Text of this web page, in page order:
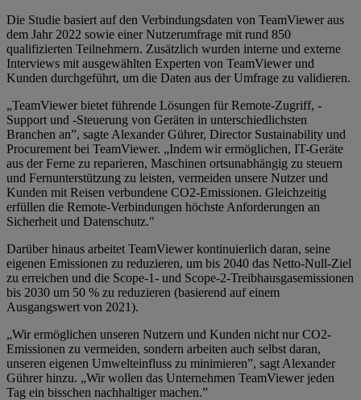
Die Studie basiert auf den Verbindungsdaten von TeamViewer aus
dem Jahr 2022 sowie einer Nutzerumfrage mit rund 850
qualifizierten Teilnehmern. Zusätzlich wurden interne und externe
Interviews mit ausgewählten Experten von TeamViewer und
Kunden durchgeführt, um die Daten aus der Umfrage zu validieren.
„TeamViewer bietet führende Lösungen für Remote-Zugriff, -
Support und -Steuerung von Geräten in unterschiedlichsten
Branchen an”, sagte Alexander Gührer, Director Sustainability und
Procurement bei TeamViewer. „Indem wir ermöglichen, IT-Geräte
aus der Ferne zu reparieren, Maschinen ortsunabhängig zu steuern
und Fernunterstützung zu leisten, vermeiden unsere Nutzer und
Kunden mit Reisen verbundene CO2-Emissionen. Gleichzeitig
erfüllen die Remote-Verbindungen höchste Anforderungen an
Sicherheit und Datenschutz."
Darüber hinaus arbeitet TeamViewer kontinuierlich daran, seine
eigenen Emissionen zu reduzieren, um bis 2040 das Netto-Null-Ziel
zu erreichen und die Scope-1- und Scope-2-Treibhausgasemissionen
bis 2030 um 50 % zu reduzieren (basierend auf einem
Ausgangswert von 2021).
„Wir ermöglichen unseren Nutzern und Kunden nicht nur CO2-
Emissionen zu vermeiden, sondern arbeiten auch selbst daran,
unseren eigenen Umwelteinfluss zu minimieren”, sagt Alexander
Gührer hinzu. „Wir wollen das Unternehmen TeamViewer jeden
Tag ein bisschen nachhaltiger machen.”